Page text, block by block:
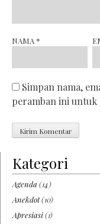
NAMA *
Simpan nama,
peramban ini untuk
Kategori
Agenda (14)
Anekdot(10)
Apresiasi(1)